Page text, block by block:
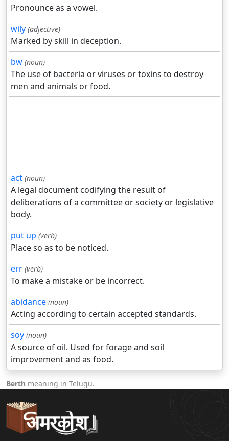
Pronounce as a vowel.
wily (adjective)
Marked by skill in deception.
bw (noun)
The use of bacteria or viruses or toxins to destroy
men and animals or food.
act (noun)
A legal document codifying the result of
deliberations of a committee or society or legislative
body.
put up (verb)
Place so as to be noticed.
err (verb)
To make a mistake or be incorrect.
abidance (noun)
Acting according to certain accepted standards.
soy (noun)
A source of oil. Used for forage and soil
improvement and as food.
Berth meaning in Telugu.